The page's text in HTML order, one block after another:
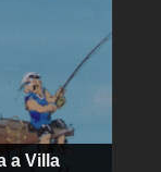
a Villa